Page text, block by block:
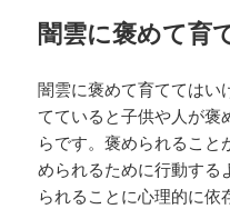
闇雲に褒めて育
闇雲に褒めて育ててはい
てていると子供や人が褒
らです。褒められるこ
められるために行動する
られることに心理的に依